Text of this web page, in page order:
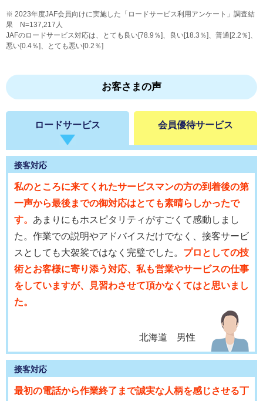
2023年度JAF会員向けに実施した「ロードサービス利用アンケート」調査結
果 N=137,217人
JAFのロードサービス対応は、とても良い[78.9％]、良い[18.3％]、普通[2.2％]、
悪い[0.4％]、とても悪い[0.2％]
お客さまの声
ロードサービス
接客対応
私のところに来てくれたサービスマンの方の到着後の第
一声から最後までの御対応はとても素晴らしかったで
す。 あまりにもホスピタリティがすごくて感動しまし
た。作業での説明やアドバイスだけでなく、接客サービ
スとしても大袈裟ではなく完璧でした。 プロとしての技
術とお客様に寄り添う対応、私も営業やサービスの仕事
をしていますが、見習わさせて頂かなくてはと思いまし
た。
北海道 男性
接客対応
最初の電話から作業終了まで誠実な人柄を感じさせる丁
会員優待サービス